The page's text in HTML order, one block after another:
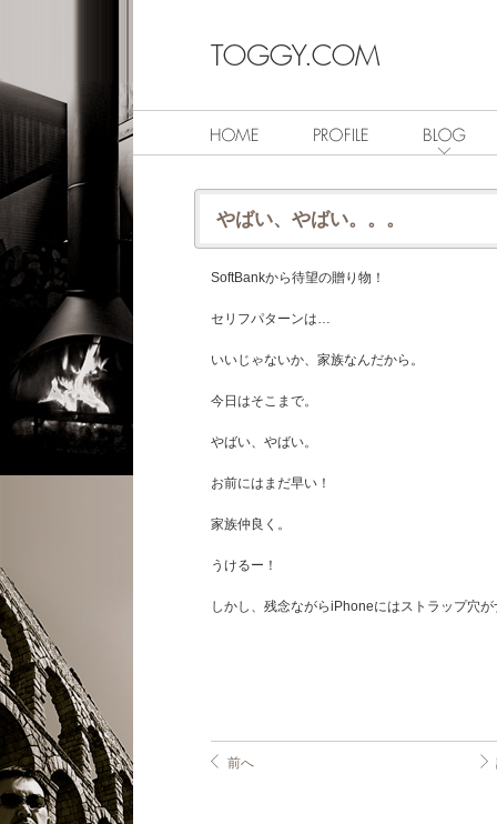
やばい、やばい。。。
SoftBankから待望の贈り物！
セリフパターンは…
いいじゃないか、家族なんだから。
今日はそこまで。
やばい、やばい。
お前にはまだ早い！
家族仲良く。
うけるー！
しかし、残念ながらiPhoneにはストラップ穴が
前へ